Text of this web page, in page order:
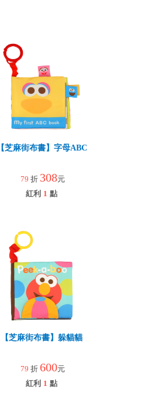
【芝麻街布書】字母ABC
79 折 308元
紅利 1 點
【芝麻街布書】躲貓貓
79 折 600元
紅利 1 點